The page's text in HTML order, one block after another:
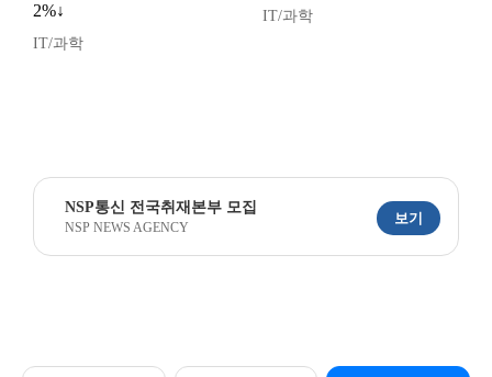
2%↓
IT/과학
IT/과학
NSP통신 전국취재본부 모집
NSP NEWS AGENCY
보기